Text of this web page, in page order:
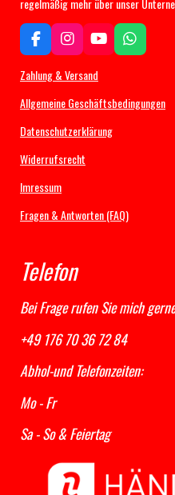
regelmäßig mehr über unser
F
a
c
b
o
I
n
s
a
r
m
Y
o
u
u
e
W
h
s
Zahlung & Versand
Allgemeine Geschäftsbedingungen
Datenschutzerklärung
Widerrufsrecht
Imressum
Fragen & Antworten (FAQ)
Telefon
Bei Frage rufen Sie mich
+49 176 70 36 72 84
Abhol-und Telefonzeiten:
Mo - Fr 13:00
Sa - So & Feiertag